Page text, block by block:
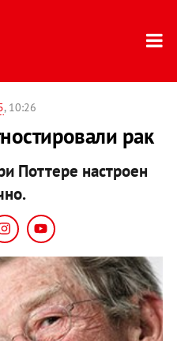
, 10:26
рак
Поттере настроен